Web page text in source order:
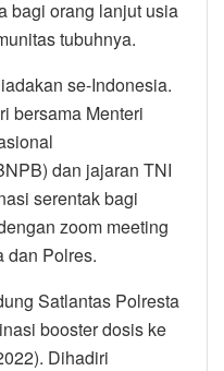
bagi orang lanjut usia
tubuhnya.
se-Indonesia.
bersama Menteri
dan jajaran TNI
serentak bagi
zoom meeting
dan Polres.
Satlantas Polresta
booster dosis ke
Dihadiri